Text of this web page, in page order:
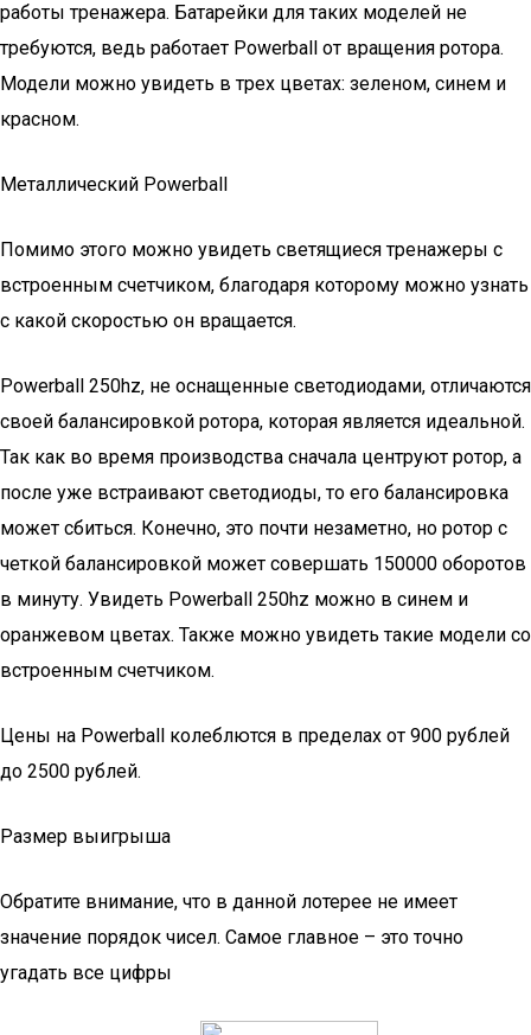
работы тренажера. Батарейки для таких моделей не
требуются, ведь работает Powerball от вращения ротора.
Модели можно увидеть в трех цветах: зеленом, синем и
красном.
Металлический Powerball
Помимо этого можно увидеть светящиеся тренажеры с
встроенным счетчиком, благодаря которому можно узнать
с какой скоростью он вращается.
Powerball 250hz, не оснащенные светодиодами, отличаются
своей балансировкой ротора, которая является идеальной.
Так как во время производства сначала центруют ротор, а
после уже встраивают светодиоды, то его балансировка
может сбиться. Конечно, это почти незаметно, но ротор с
четкой балансировкой может совершать 150000 оборотов
в минуту. Увидеть Powerball 250hz можно в синем и
оранжевом цветах. Также можно увидеть такие модели со
встроенным счетчиком.
Цены на Powerball колеблются в пределах от 900 рублей
до 2500 рублей.
Размер выигрыша
Обратите внимание, что в данной лотерее не имеет
значение порядок чисел. Самое главное – это точно
угадать все цифры